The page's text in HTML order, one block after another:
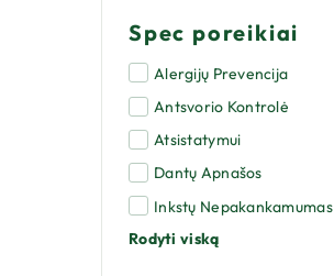
Spec poreikiai
Alergijų Prevencija
Antsvorio Kontrolė
Atsistatymui
Dantų Apnašos
Inkstų Nepakankamumas
Rodyti viską